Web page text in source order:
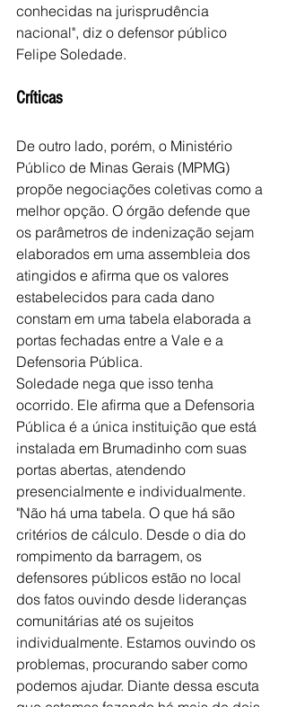
conhecidas na jurisprudência
nacional", diz o defensor público
Felipe Soledade.
Críticas
De outro lado, porém, o Ministério
Público de Minas Gerais (MPMG)
propõe negociações coletivas como a
melhor opção. O órgão defende que
os parâmetros de indenização sejam
elaborados em uma assembleia dos
atingidos e afirma que os valores
estabelecidos para cada dano
constam em uma tabela elaborada a
portas fechadas entre a Vale e a
Defensoria Pública.
Soledade nega que isso tenha
ocorrido. Ele afirma que a Defensoria
Pública é a única instituição que está
instalada em Brumadinho com suas
portas abertas, atendendo
presencialmente e individualmente.
"Não há uma tabela. O que há são
critérios de cálculo. Desde o dia do
rompimento da barragem, os
defensores públicos estão no local
dos fatos ouvindo desde lideranças
comunitárias até os sujeitos
individualmente. Estamos ouvindo os
problemas, procurando saber como
podemos ajudar. Diante dessa escuta